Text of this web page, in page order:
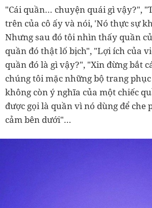
"Cái quần… chuyện quái gì vậy?",
trên của cô ấy và nói, 'Nó thực sự
Nhưng sau đó tôi nhìn thấy quần
quần đó thật lố bịch", "Lợi ích của
quần đó là gì vậy?", "Xin đừng bắt
chúng tôi mặc những bộ trang
không còn ý nghĩa của một chiếc
được gọi là quần vì nó dùng để che
cảm bên dưới"…